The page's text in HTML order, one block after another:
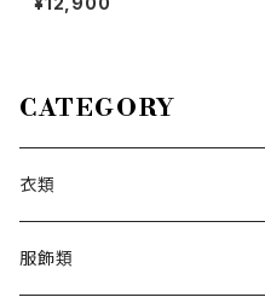
T/90年代アメリカ古着アートプ
CATEGORY
衣類
トップス
服飾類